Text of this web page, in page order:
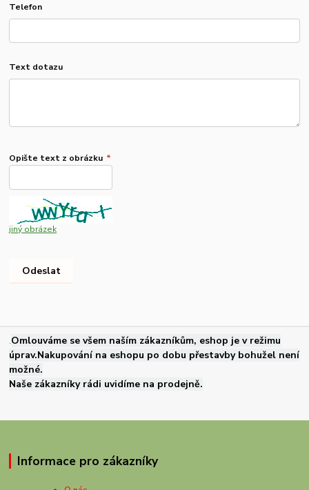
Telefon
Text dotazu
Opište text z obrázku *
jiný obrázek
.Omlouváme se všem naším zákazníkům, eshop je v režimu
úprav.Nakupování na eshopu po dobu přestavby bohužel není
možné.
Naše zákazníky rádi uvidíme na prodejně.
Informace pro zákazníky